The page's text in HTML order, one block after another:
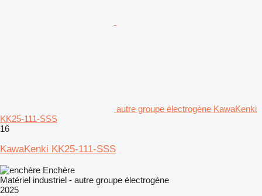
autre groupe électrogène KawaKenki
KK25-111-SSS
16
KawaKenki KK25-111-SSS
Enchère
Matériel industriel - autre groupe électrogène
2025